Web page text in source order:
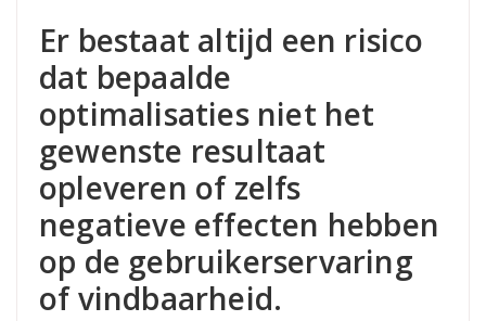
Er bestaat altijd een risico
dat bepaalde
optimalisaties niet het
gewenste resultaat
opleveren of zelfs
negatieve effecten hebben
op de gebruikerservaring
of vindbaarheid.